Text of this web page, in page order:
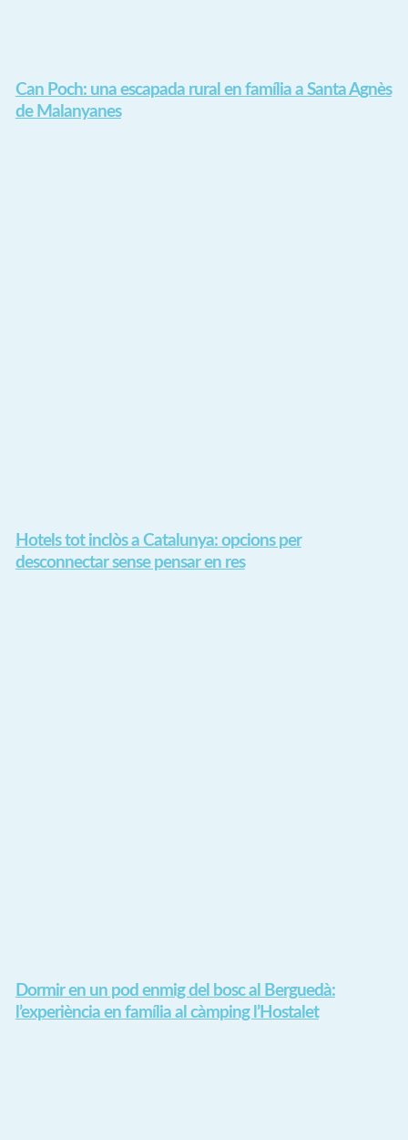
Can Poch: una escapada rural en família a Santa Agnès
de Malanyanes
Hotels tot inclòs a Catalunya: opcions per
desconnectar sense pensar en res
Dormir en un pod enmig del bosc al Berguedà:
l’experiència en família al càmping l’Hostalet